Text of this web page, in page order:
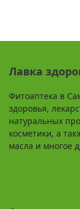
Лавка
Фитоаптека в
здоровья,
натуральных
косметики, а
масла и многое